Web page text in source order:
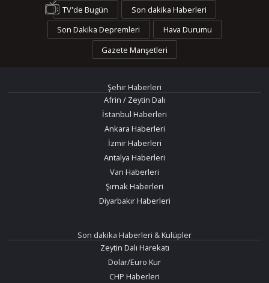
TV'de Bugün
Son dakika Haberleri
Son Dakika Depremleri
Hava Durumu
Gazete Manşetleri
Şehir Haberleri
Afrin / Zeytin Dalı
İstanbul Haberleri
Ankara Haberleri
İzmir Haberleri
Antalya Haberleri
Van Haberleri
Şırnak Haberleri
Diyarbakır Haberleri
Son dakika Haberleri & Kulüpler
Zeytin Dalı Harekatı
Dolar/Euro Kur
CHP Haberleri